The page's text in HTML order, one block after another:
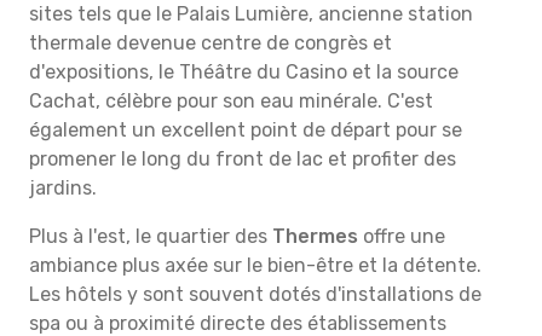
sites tels que le Palais Lumière, ancienne station
thermale devenue centre de congrès et
d'expositions, le Théâtre du Casino et la source
Cachat, célèbre pour son eau minérale. C'est
également un excellent point de départ pour se
promener le long du front de lac et profiter des
jardins.
Plus à l'est, le quartier des Thermes offre une
ambiance plus axée sur le bien-être et la détente.
Les hôtels y sont souvent dotés d'installations de
spa ou à proximité directe des établissements